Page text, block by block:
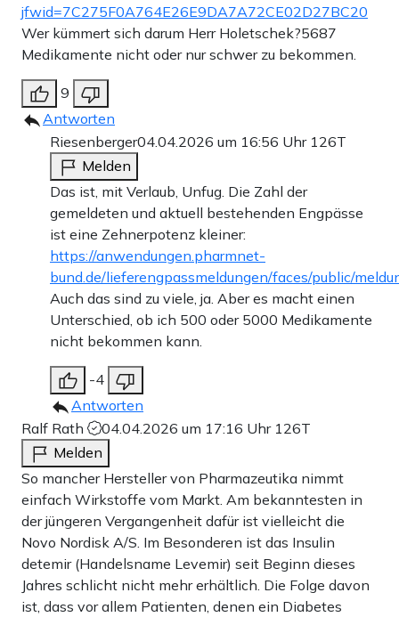
jfwid=7C275F0A764E26E9DA7A72CE02D27BC20
Wer kümmert sich darum Herr Holetschek?5687
Medikamente nicht oder nur schwer zu bekommen.
9
Antworten
Riesenberger04.04.2026 um 16:56 Uhr 126T
Melden
Das ist, mit Verlaub, Unfug. Die Zahl der
gemeldeten und aktuell bestehenden Engpässe
ist eine Zehnerpotenz kleiner:
https://anwendungen.pharmnet-
bund.de/lieferengpassmeldungen/faces/public/
Auch das sind zu viele, ja. Aber es macht einen
Unterschied, ob ich 500 oder 5000 Medikamente
nicht bekommen kann.
-4
Antworten
Ralf Rath
04.04.2026 um 17:16 Uhr 126T
Melden
So mancher Hersteller von Pharmazeutika nimmt
einfach Wirkstoffe vom Markt. Am bekanntesten in
der jüngeren Vergangenheit dafür ist vielleicht die
Novo Nordisk A/S. Im Besonderen ist das Insulin
detemir (Handelsname Levemir) seit Beginn dieses
Jahres schlicht nicht mehr erhältlich. Die Folge davon
ist, dass vor allem Patienten, denen ein Diabetes